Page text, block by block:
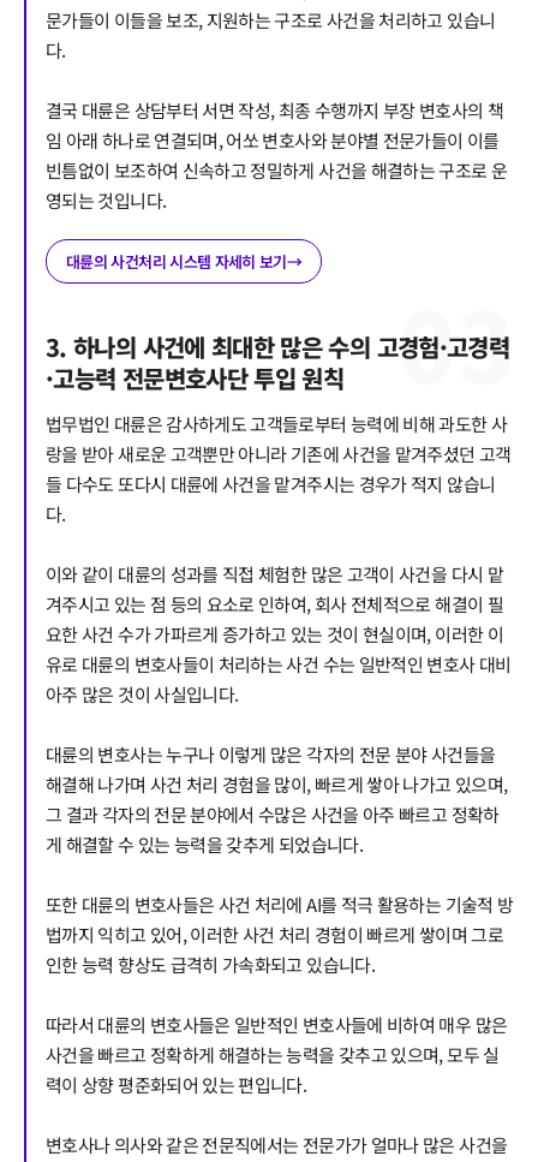
문가들이 이들을 보조, 지원하는 구조로 사건을 처리하고 있습니
다.
결국 대륜은 상담부터 서면 작성, 최종 수행까지 부장 변호사의 책
임 아래 하나로 연결되며, 어쏘 변호사와 분야별 전문가들이 이를
빈틈없이 보조하여 신속하고 정밀하게 사건을 해결하는 구조로 운
영되는 것입니다.
대륜의 사건처리 시스템 자세히 보기→
03
3. 하나의 사건에 최대한 많은 수의 고경험·고경력
·고능력 전문변호사단 투입 원칙
법무법인 대륜은 감사하게도 고객들로부터 능력에 비해 과도한 사
랑을 받아 새로운 고객뿐만 아니라 기존에 사건을 맡겨주셨던 고객
들 다수도 또다시 대륜에 사건을 맡겨주시는 경우가 적지 않습니
다.
이와 같이 대륜의 성과를 직접 체험한 많은 고객이 사건을 다시 맡
겨주시고 있는 점 등의 요소로 인하여, 회사 전체적으로 해결이 필
요한 사건 수가 가파르게 증가하고 있는 것이 현실이며, 이러한 이
유로 대륜의 변호사들이 처리하는 사건 수는 일반적인 변호사 대비
아주 많은 것이 사실입니다.
대륜의 변호사는 누구나 이렇게 많은 각자의 전문 분야 사건들을
해결해 나가며 사건 처리 경험을 많이, 빠르게 쌓아 나가고 있으며,
그 결과 각자의 전문 분야에서 수많은 사건을 아주 빠르고 정확하
게 해결할 수 있는 능력을 갖추게 되었습니다.
또한 대륜의 변호사들은 사건 처리에 AI를 적극 활용하는 기술적 방
법까지 익히고 있어, 이러한 사건 처리 경험이 빠르게 쌓이며 그로
인한 능력 향상도 급격히 가속화되고 있습니다.
따라서 대륜의 변호사들은 일반적인 변호사들에 비하여 매우 많은
사건을 빠르고 정확하게 해결하는 능력을 갖추고 있으며, 모두 실
력이 상향 평준화되어 있는 편입니다.
변호사나 의사와 같은 전문직에서는 전문가가 얼마나 많은 사건을